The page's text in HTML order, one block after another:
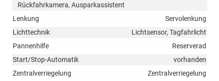
Rückfahrkamera, Ausparkassistent
Lenkung
Servolenkung
Lichttechnik
Lichtsensor, Tagfahrlicht
Pannenhilfe
Reserverad
Start/Stop-Automatik
vorhanden
Zentralverriegelung
Zentralverriegelung